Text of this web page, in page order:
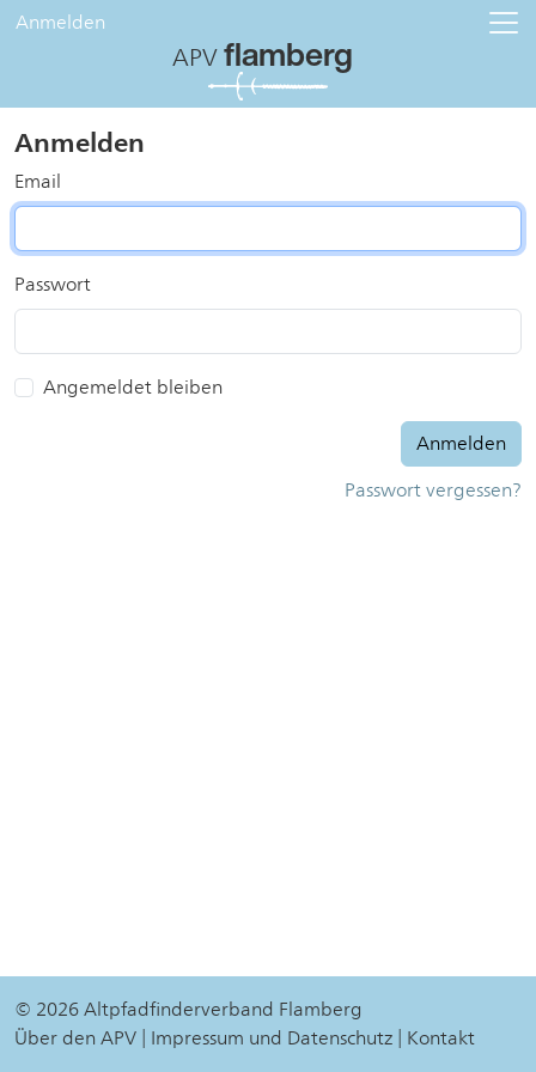
Anmelden
APVflamberg
Anmelden
Email
Passwort
Angemeldet bleiben
Passwort vergessen?
© 2026 Altpfadfinderverband Flamberg
Über den APV Impressum und Datenschutz Kontakt